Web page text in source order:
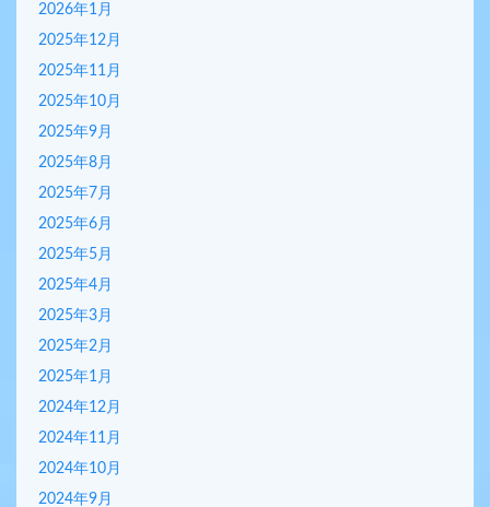
2026年1月
2025年12月
2025年11月
2025年10月
2025年9月
2025年8月
2025年7月
2025年6月
2025年5月
2025年4月
2025年3月
2025年2月
2025年1月
2024年12月
2024年11月
2024年10月
2024年9月